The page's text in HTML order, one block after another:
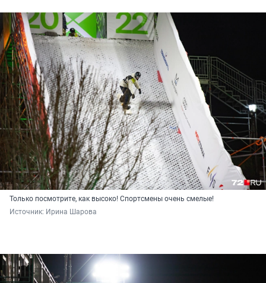
Только посмотрите, как высоко! Спортсмены очень смелые!
Источник: Ирина Шарова